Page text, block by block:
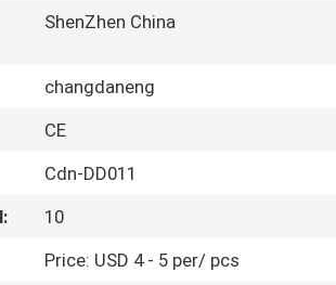
ShenZhen China
changdaneng
CE
Cdn-DD011
10
Price: USD 4 - 5 per/ pcs